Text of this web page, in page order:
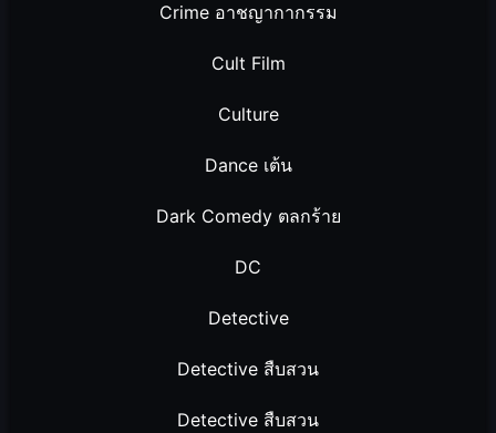
Crime อาชญากากรรม
Cult Film
Culture
Dance เต้น
Dark Comedy ตลกร้าย
DC
Detective
Detective สืบสวน
Detective สืบสวน